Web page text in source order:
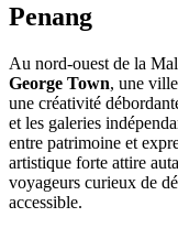
Penang
Au nord-ouest de la
George Town, une
une créativité
et les galeries
entre patrimoine et
artistique forte attire
voyageurs curieux de
accessible.